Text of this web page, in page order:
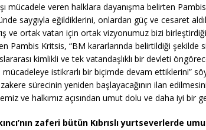
mücadele veren halklara dayanışma belirten Pambis
saygıyla eğildiklerini, onlardan güç ve cesaret
ve ortak vatan için ortak vizyonumuz bizi
Pambis Kritsis, “BM kararlarında belirtildiği şekilde
kimlikli ve tek vatandaşlıklı bir devleti
mücadeleye istikrarlı bir biçimde devam ettiklerini”
sürecinin yeniden başlayacağının ilan
ve halkımız açısından umut dolu ve daha iyi bir
zaferi bütün Kıbrıslı yurtseverlerde